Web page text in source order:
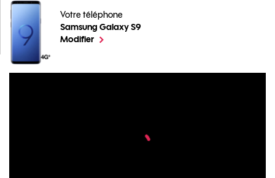
Votre téléphone
Samsung Galaxy S9
Comment protéger les données de votre mobile
Modifierle téléphone sélectionné